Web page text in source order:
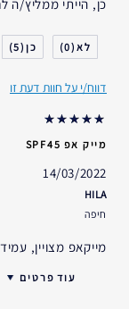
סוג העור
דאגות העור
אני משתמש/ת
כן, הייתי ממליץ/ה
0
5
דווח/י על חוות דעת זו
מייק אפ SPF45
14/03/2022
HILA
חיפה
מייקאפ מצויין,
עוד פרטים